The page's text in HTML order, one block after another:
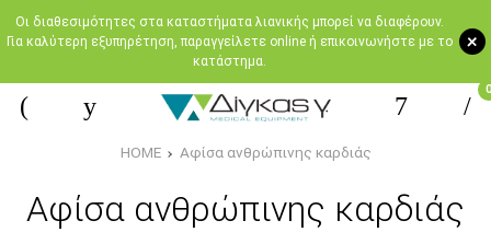
+
Oι διαθεσιμότητες στα καταστήματα λιανικής μπορεί να διαφέρουν.
Για καλύτερη εξυπηρέτηση, παραγγείλετε online ή επικοινωνήστε με το
κατάστημα.
0
HOME Αφίσα ανθρώπινης καρδιάς
Αφίσα ανθρώπινης καρδιάς